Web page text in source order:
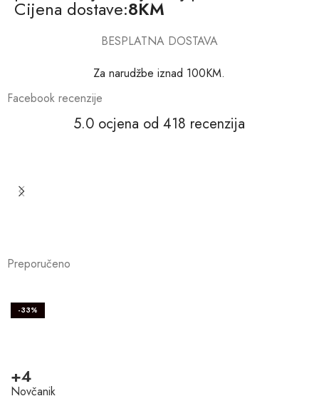
Cijena dostave:8KM
BESPLATNA DOSTAVA
Za narudžbe iznad 100KM.
Facebook recenzije
5.0 ocjena od 418 recenzija
Preporučeno
-33%
+4
Novčanik